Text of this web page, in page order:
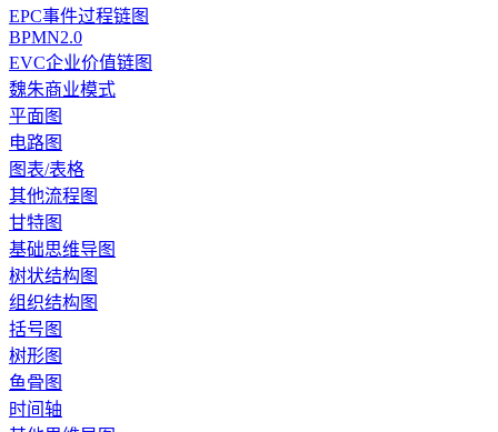
EPC事件过程链图
BPMN2.0
EVC企业价值链图
魏朱商业模式
平面图
电路图
图表/表格
其他流程图
甘特图
基础思维导图
树状结构图
组织结构图
括号图
树形图
鱼骨图
时间轴